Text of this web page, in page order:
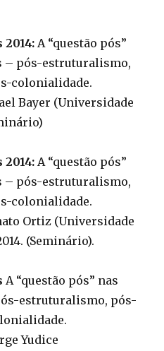
2014:A “questão pós”
– pós-estruturalismo,
colonialidade.
Bayer (Universidade
2014:A “questão pós”
– pós-estruturalismo,
colonialidade.
Ortiz (Universidade
(Seminário).
A “questão pós” nas
estruturalismo, pós-
Yudice